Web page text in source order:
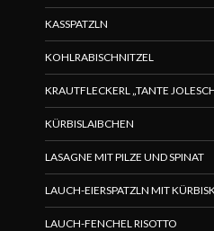
KASSPATZLN
KOHLRABISCHNITZEL
KRAUTFLECKERL „TANTE
KÜRBISLAIBCHEN
LASAGNE MIT PILZE UND SPINAT
LAUCH-EIERSPATZLN MIT
LAUCH-FENCHEL RISOTTO